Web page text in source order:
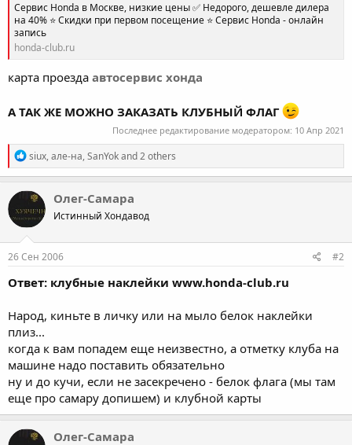
Сервис Honda в Москве, низкие цены ✅ Недорого, дешевле дилера
на 40% ⭐ Скидки при первом посещение ⭐ Сервис Honda - онлайн
запись
honda-club.ru
карта проезда автосервис хонда
А ТАК ЖЕ МОЖНО ЗАКАЗАТЬ КЛУБНЫЙ ФЛАГ
Последнее редактирование модератором: 10 Апр 2021
R
e
a
c
i
o
n
s
siux,але-на,SanYokand 2 others
Олег-Самара
Истинный Хондавод
26 Сен 2006 #2
Ответ: клубные наклейки www.honda-club.ru
Народ, киньте в личку или на мыло белок наклейки
плиз...
когда к вам попадем еще неизвестно, а отметку клуба на
машине надо поставить обязательно
ну и до кучи, если не засекречено - белок флага (мы там
еще про самару допишем) и клубной карты
Олег-Самара